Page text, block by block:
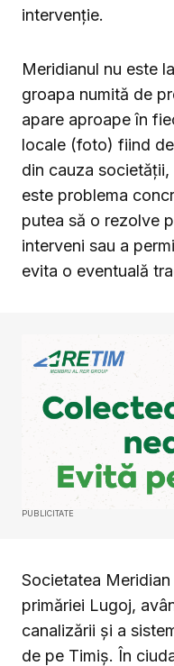
intervenție.
Meridianul nu este
groapa numită de
apare aproape în
locale (foto) fiind
din cauza
este problema
putea să o rezolve
interveni sau a
evita o eventuală
PUBLICITATE
Societatea
primăriei Lugoj,
canalizării și a
de pe Timiș. În